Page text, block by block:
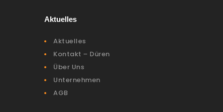
Aktuelles
Aktuelles
Kontakt – Düren
Über Uns
Unternehmen
AGB